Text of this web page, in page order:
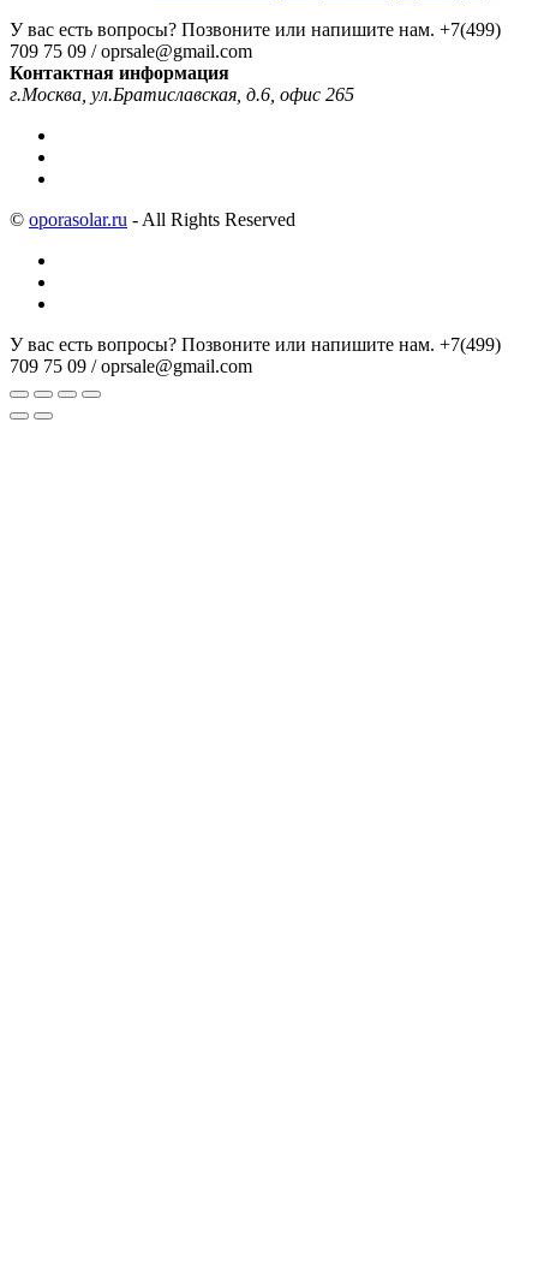
У вас есть вопросы? Позвоните или напишите нам. +7(499)
709 75 09 / oprsale@gmail.com
Контактная информация
г.Москва, ул.Братиславская, д.6, офис 265
© oporasolar.ru - All Rights Reserved
У вас есть вопросы? Позвоните или напишите нам. +7(499)
709 75 09 / oprsale@gmail.com